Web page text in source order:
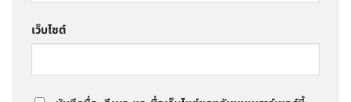
เว็บไซต์